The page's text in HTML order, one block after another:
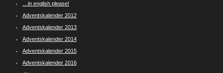
…in english please!
Adventskalender 2012
Adventskalender 2013
Adventskalender 2014
Adventskalender 2015
Adventskalender 2016